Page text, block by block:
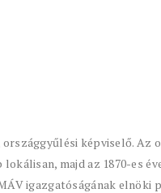
képviselő. Az
majd az 1870-es
igazgatóságának elnöki